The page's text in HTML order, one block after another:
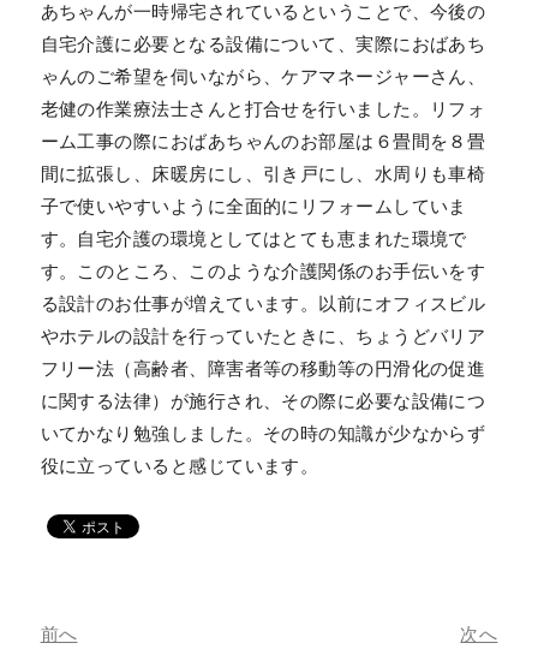
あちゃんが一時帰宅されているということで、今後の
自宅介護に必要となる設備について、実際におばあち
ゃんのご希望を伺いながら、ケアマネージャーさん、
老健の作業療法士さんと打合せを行いました。リフォ
ーム工事の際におばあちゃんのお部屋は６畳間を８畳
間に拡張し、床暖房にし、引き戸にし、水周りも車椅
子で使いやすいように全面的にリフォームしていま
す。自宅介護の環境としてはとても恵まれた環境で
す。このところ、このような介護関係のお手伝いをす
る設計のお仕事が増えています。以前にオフィスビル
やホテルの設計を行っていたときに、ちょうどバリア
フリー法（高齢者、障害者等の移動等の円滑化の促進
に関する法律）が施行され、その際に必要な設備につ
いてかなり勉強しました。その時の知識が少なからず
役に立っていると感じています。
前へ 次へ